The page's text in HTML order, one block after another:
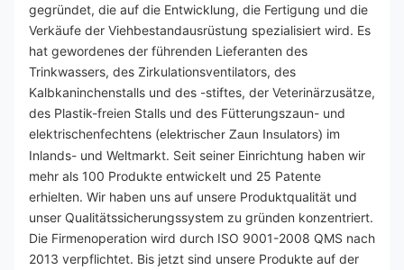
gegründet, die auf die Entwicklung, die Fertigung und die
Verkäufe der Viehbestandausrüstung spezialisiert wird. Es
hat gewordenes der führenden Lieferanten des
Trinkwassers, des Zirkulationsventilators, des
Kalbkaninchenstalls und des -stiftes, der Veterinärzusätze,
des Plastik-freien Stalls und des Fütterungszaun- und
elektrischenfechtens (elektrischer Zaun Insulators) im
Inlands- und Weltmarkt. Seit seiner Einrichtung haben wir
mehr als 100 Produkte entwickelt und 25 Patente
erhielten. Wir haben uns auf unsere Produktqualität und
unser Qualitätssicherungssystem zu gründen konzentriert.
Die Firmenoperation wird durch ISO 9001-2008 QMS nach
2013 verpflichtet. Bis jetzt sind unsere Produkte auf der